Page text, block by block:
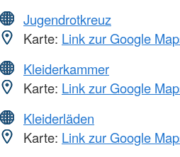
Jugendrotkreuz
Karte: Link zur Google
Kleiderkammer
Karte: Link zur Google
Kleiderläden
Karte: Link zur Google